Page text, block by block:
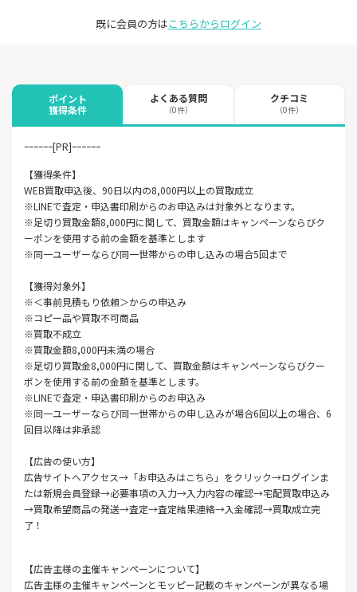
既に会員の方はこちらからログイン
ポイント
獲得条件
よくある質問
（0件）
クチコミ
（0件）
ｰｰｰｰｰｰ[PR]ｰｰｰｰｰｰ
【獲得条件】
WEB買取申込後、90日以内の8,000円以上の買取成立
※LINEで査定・申込書印刷からのお申込みは対象外となります。
※足切り買取金額8,000円に関して、買取金額はキャンペーンならびク
ーポンを使用する前の金額を基準とします
※同一ユーザーならび同一世帯からの申し込みの場合5回まで
【獲得対象外】
※＜事前見積もり依頼＞からの申込み
※コピー品や買取不可商品
※買取不成立
※買取金額8,000円未満の場合
※足切り買取金8,000円に関して、買取金額はキャンペーンならびクー
ポンを使用する前の金額を基準とします。
※LINEで査定・申込書印刷からのお申込み
※同一ユーザーならび同一世帯からの申し込みが場合6回以上の場合、6
回目以降は非承認
【広告の使い方】
広告サイトへアクセス→「お申込みはこちら」をクリック→ログインま
たは新規会員登録→必要事項の入力→入力内容の確認→宅配買取申込み
→買取希望商品の発送→査定→査定結果連絡→入金確認→買取成立完
了！
【広告主様の主催キャンペーンについて】
広告主様の主催キャンペーンとモッピー記載のキャンペーンが異なる場